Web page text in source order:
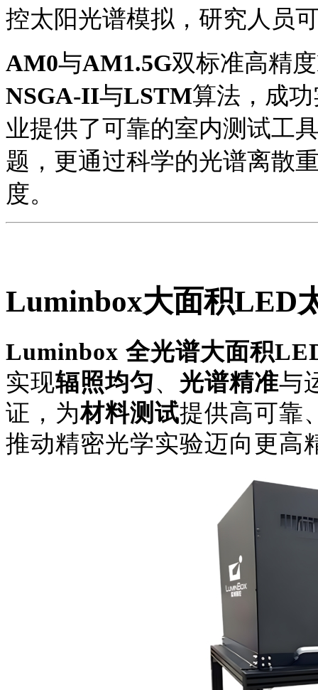
控太阳光谱模拟，研究人员
AM0与AM1.5G双标准高精度
NSGA-II与LSTM算法，成
业提供了可靠的室内测试工
题，更通过科学的光谱离散
度。
Luminbox大面积LED
Luminbox 全光谱大面积
实现辐照均匀、 光谱精准与
证，为材料测试提供高可靠
推动精密光学实验迈向更高